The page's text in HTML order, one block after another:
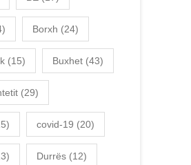
Borxh (24)
(15) Buxhet (43)
(29)
covid-19 (20)
Durrës (12)